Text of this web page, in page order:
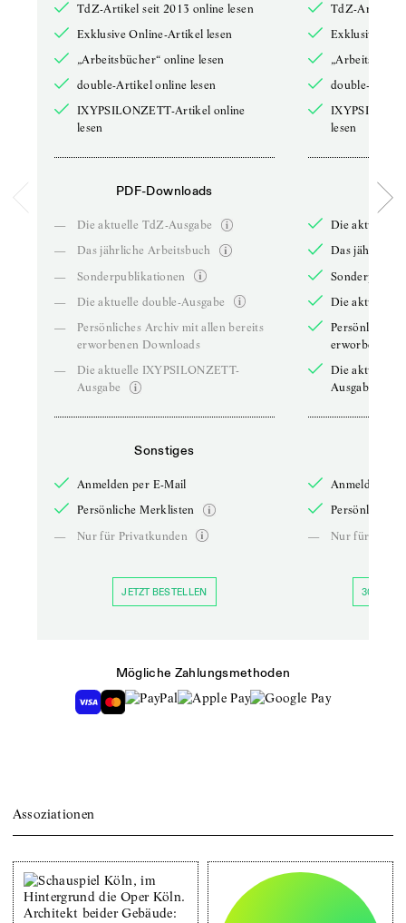
TdZ-Artikel seit 2013 online lesen
Exklusive Online-Artikel lesen
„Arbeitsbücher“ online lesen
double-Artikel online lesen
IXYPSILONZETT-Artikel online
lesen
PDF-Downloads
—
Die aktuelle TdZ-Ausgabe
—
Das jährliche Arbeitsbuch
—
Sonderpublikationen
—
Die aktuelle double-Ausgabe
—
Persönliches Archiv mit allen bereits
erworbenen Downloads
—
Die aktuelle IXYPSILONZETT-
Ausgabe
Sonstiges
Anmelden per E-Mail
Persönliche Merklisten
—
Nur für Privatkunden
JETZT BESTELLEN
TdZ-Artikel
Exklusive
double-
lesen
Die aktuelle
Das jährliche
Die aktuelle
Persönliches
erworbenen
Die aktuelle
Ausgabe
Anmelden
Persönliche
—
Nur für
30 TAGE
Mögliche Zahlungsmethoden
Assoziationen